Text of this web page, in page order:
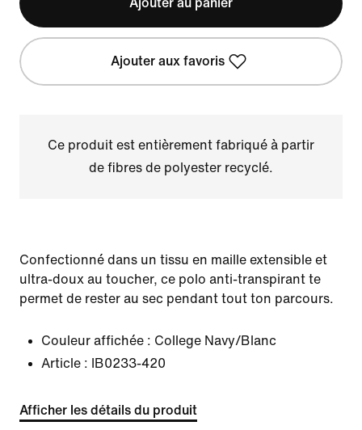
Ajouter au panier
Ajouter aux favoris
Ce produit est entièrement fabriqué à partir
de fibres de polyester recyclé.
Confectionné dans un tissu en maille extensible et
ultra-doux au toucher, ce polo anti-transpirant te
permet de rester au sec pendant tout ton parcours.
Couleur affichée : College Navy/Blanc
Article :
IB0233-420
Afficher les détails du produit